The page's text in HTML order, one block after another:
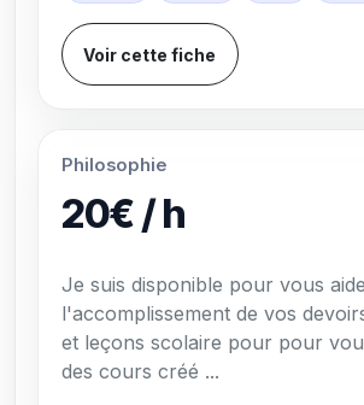
Voir cette fiche
Philosophie
20€ / h
Je suis disponible pour vous
l'accomplissement de vos
et leçons scolaire pour pour
des cours créé ...